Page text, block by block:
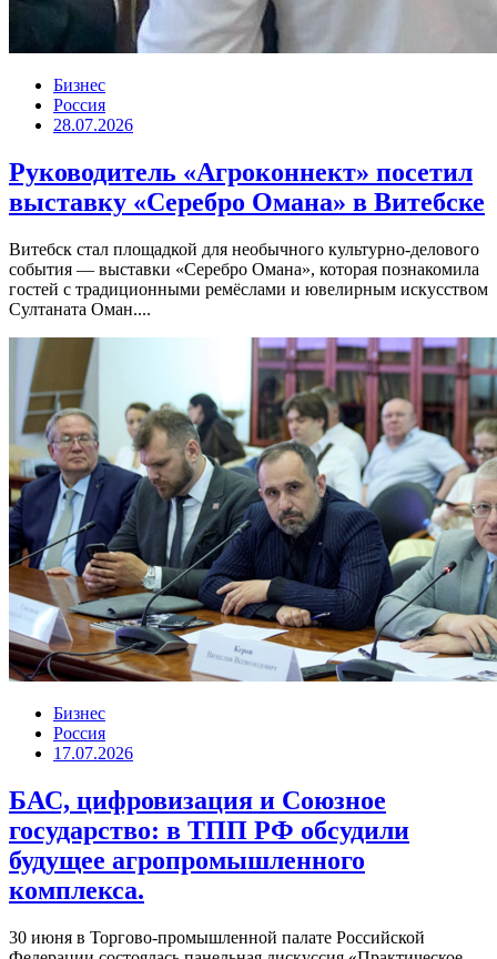
Бизнес
Россия
28.07.2026
Руководитель «Агроконнект» посетил
выставку «Серебро Омана» в Витебске
Витебск стал площадкой для необычного культурно-делового
события — выставки «Серебро Омана», которая познакомила
гостей с традиционными ремёслами и ювелирным искусством
Султаната Оман....
Бизнес
Россия
17.07.2026
БАС, цифровизация и Союзное
государство: в ТПП РФ обсудили
будущее агропромышленного
комплекса.
30 июня в Торгово-промышленной палате Российской